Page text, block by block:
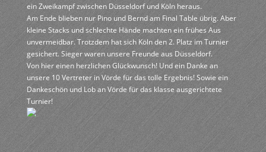
ein Zweikampf zwischen Düsseldorf und Köln heraus.
Am Ende blieben nur Pino und Bernd am Final Table übrig. Aber
kleine Stacks und schlechte Hände machten ein frühes Aus
unvermeidbar. Trotzdem hat sich Köln den 2. Platz im Turnier
gesichert. Sieger waren unsere Freunde aus Düsseldorf.
Von hier einen herzlichen Glückwunsch! Und ein Danke an
unsere 10 Vertreter in Vörde für das tolle Ergebnis! Sowie ein
Dankeschön und Lob an Vörde für das klasse ausgerichtete
Turnier!